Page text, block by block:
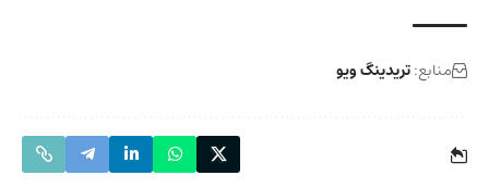
منابع:تریدینگ ویو